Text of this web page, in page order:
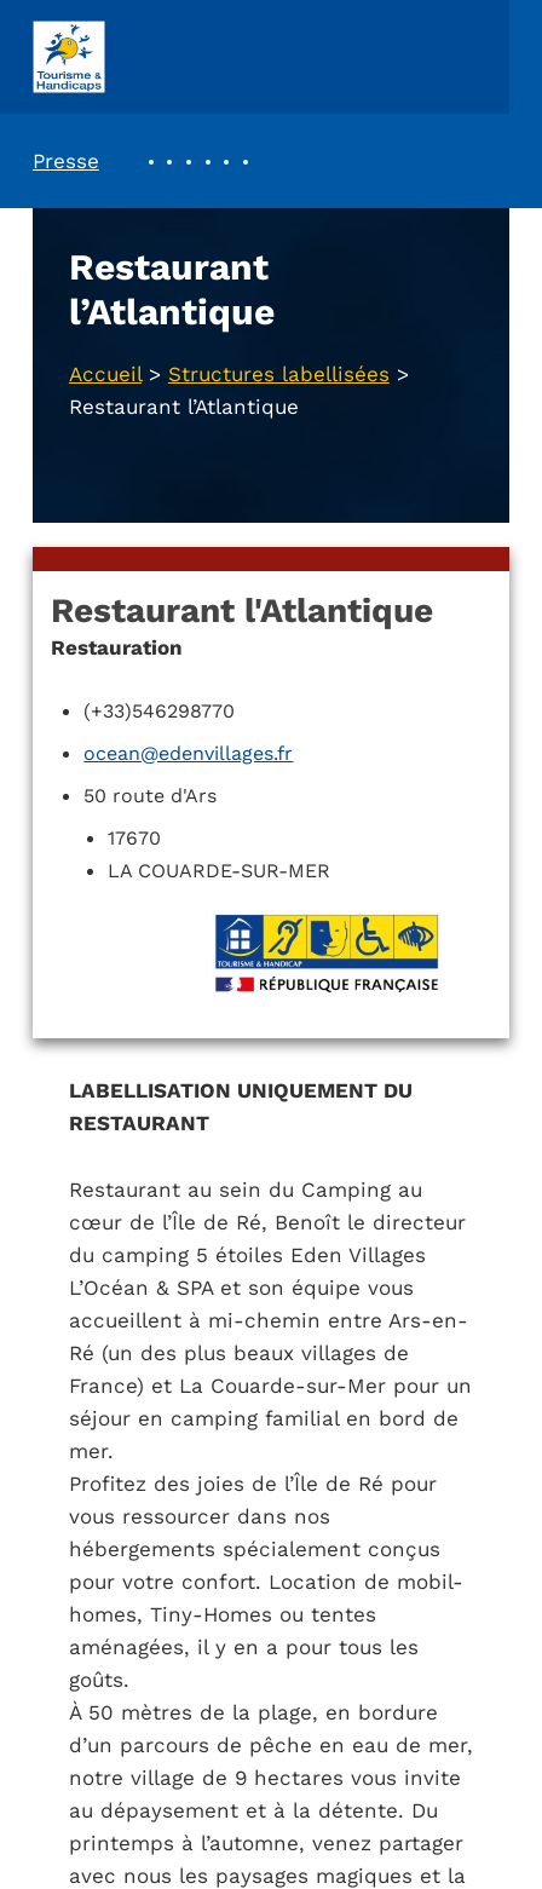
ASSOCIATION TOURISME ET HANDICAPS
Presse
Restaurant
l’Atlantique
Accueil> Structures labellisées >
Restaurant l’Atlantique
Restaurant l'Atlantique
Restauration
(+33)546298770
ocean@edenvillages.fr
50 route d'Ars
17670
LA COUARDE-SUR-MER
LABELLISATION UNIQUEMENT DU
RESTAURANT
Restaurant au sein du Camping au
cœur de l’Île de Ré, Benoît le directeur
du camping 5 étoiles Eden Villages
L’Océan & SPA et son équipe vous
accueillent à mi-chemin entre Ars-en-
Ré (un des plus beaux villages de
France) et La Couarde-sur-Mer pour un
séjour en camping familial en bord de
mer.
Profitez des joies de l’Île de Ré pour
vous ressourcer dans nos
hébergements spécialement conçus
pour votre confort. Location de mobil-
homes, Tiny-Homes ou tentes
aménagées, il y en a pour tous les
goûts.
À 50 mètres de la plage, en bordure
d’un parcours de pêche en eau de mer,
notre village de 9 hectares vous invite
au dépaysement et à la détente. Du
printemps à l’automne, venez partager
avec nous les paysages magiques et la